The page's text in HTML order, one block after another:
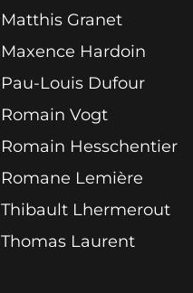
Matthis Granet
Maxence Hardoin
Pau-Louis Dufour
Romain Vogt
Romain Hesschentier
Romane Lemière
Thibault Lhermerout
Thomas Laurent